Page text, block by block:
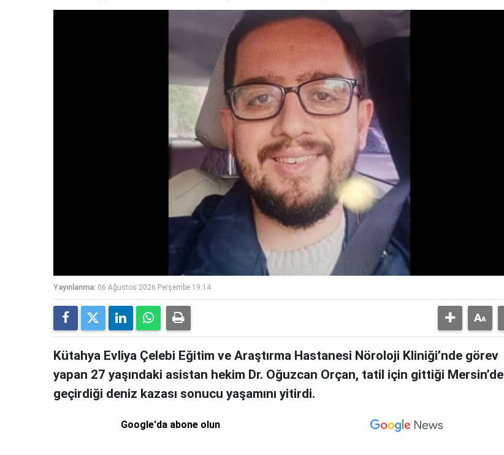
Yayınlanma: 06 Ağustos 2026 Perşembe 19:14
Kütahya Evliya Çelebi Eğitim ve Araştırma Hastanesi Nöroloji Kliniği’nde görev
yapan 27 yaşındaki asistan hekim Dr. Oğuzcan Orçan, tatil için gittiği Mersin’de
geçirdiği deniz kazası sonucu yaşamını yitirdi.
Google'da abone olun